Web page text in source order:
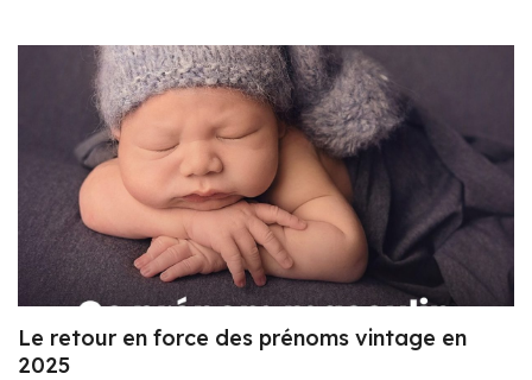
Le retour en force des prénoms vintage en
2025